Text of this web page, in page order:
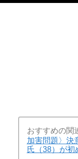
おすすめの関
加害問題〉決
氏（38）が初